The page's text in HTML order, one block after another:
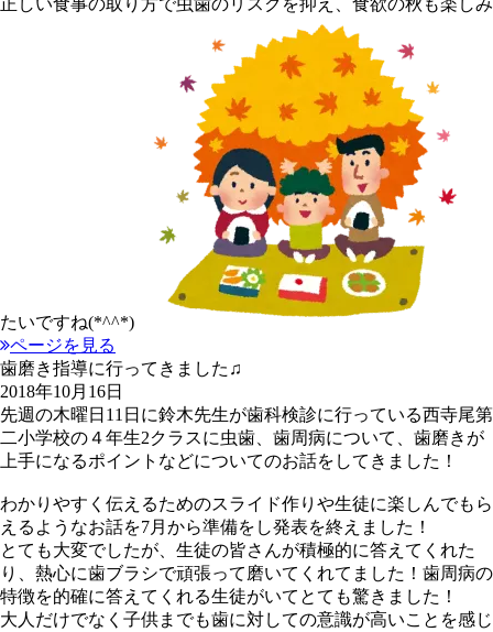
正しい食事の取り方で虫歯のリスクを抑え、食欲の秋も楽しみ
たいですね(*^^*)
ページを見る
歯磨き指導に行ってきました♫
2018年10月16日
先週の木曜日11日に鈴木先生が歯科検診に行っている西寺尾第
二小学校の４年生2クラスに虫歯、歯周病について、歯磨きが
上手になるポイントなどについてのお話をしてきました！
わかりやすく伝えるためのスライド作りや生徒に楽しんでもら
えるようなお話を7月から準備をし発表を終えました！
とても大変でしたが、生徒の皆さんが積極的に答えてくれた
り、熱心に歯ブラシで頑張って磨いてくれてました！歯周病の
特徴を的確に答えてくれる生徒がいてとても驚きました！
大人だけでなく子供までも歯に対しての意識が高いことを感じ